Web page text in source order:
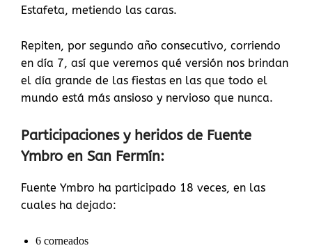
Estafeta, metiendo las caras.
Repiten, por segundo año consecutivo, corriendo
en día 7, así que veremos qué versión nos brindan
el día grande de las fiestas en las que todo el
mundo está más ansioso y nervioso que nunca.
Participaciones y heridos de Fuente
Ymbro en San Fermín:
Fuente Ymbro ha participado 18 veces, en las
cuales ha dejado:
6 corneados